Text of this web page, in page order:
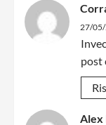
27/
post
Alex